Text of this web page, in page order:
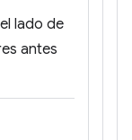
lado de
antes